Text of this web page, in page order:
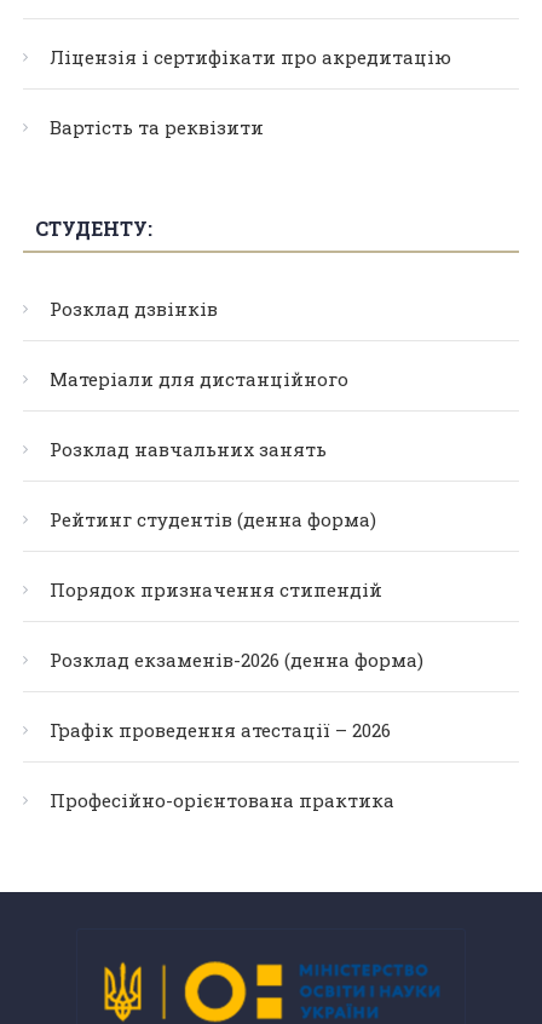
Ліцензія і сертифікати про акредитацію
Вартість та реквізити
СТУДЕНТУ:
Розклад дзвінків
Матеріали для дистанційного
Розклад навчальних занять
Рейтинг студентів (денна форма)
Порядок призначення стипендій
Розклад екзаменів-2026 (денна форма)
Графік проведення атестації – 2026
Професійно-орієнтована практика